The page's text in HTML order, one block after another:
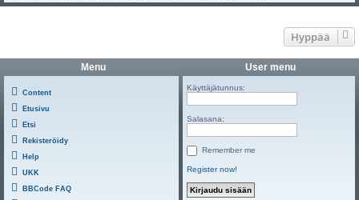
Hyppää
Menu
Content
Etusivu
Etsi
Rekisteröidy
Help
UKK
BBCode FAQ
User menu
Käyttäjätunnus:
Salasana:
Remember me
Register now!